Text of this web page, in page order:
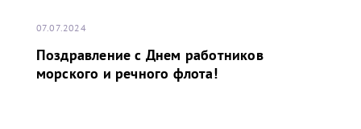
07.07.2024
Поздравление с Днем работников
морского и речного флота!